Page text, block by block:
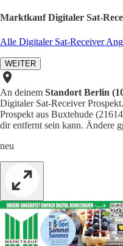
Marktkauf Digitaler Sat-
Alle Digitaler Sat-Receiver
WEITER
An deinem Standort Berlin
Digitaler Sat-Receiver
Prospekt aus Buxtehude
dir entfernt sein kann. Ändere
neu